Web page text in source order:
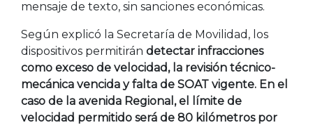
mensaje de texto, sin sanciones económicas.
Según explicó la Secretaría de Movilidad, los
dispositivos permitirán detectar infracciones
como exceso de velocidad, la revisión técnico-
mecánica vencida y falta de SOAT vigente. En el
caso de la avenida Regional, el límite de
velocidad permitido será de 80 kilómetros por